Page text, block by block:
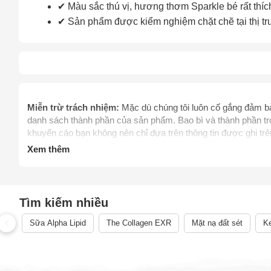
✔ Màu sắc thú vị, hương thơm Sparkle bé rất
✔ Sản phẩm được kiểm nghiệm chặt chẽ tại thị
Miễn trừ trách nhiệm: Mặc dù chúng tôi luôn cố gắng đảm
danh sách thành phần của sản phẩm. Bao bì và thành
khuyến cáo bạn không nên chỉ dựa trên thông tin được ghi
khi dùng sản phẩm. Để biết thêm thông tin, vui lòng liên hệ
điều trị, chữa trị, hay phòng ngừa bệnh tật cùng các vấn đề
phẩm.
Xem thêm
Tìm kiếm nhiều
Sữa Alpha Lipid The Collagen EXR Mặt nạ đất sét